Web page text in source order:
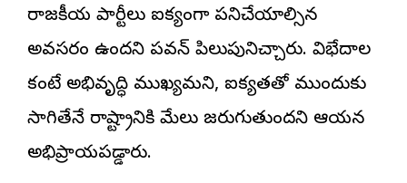
రాజకీయ పార్టీలు ఐక్యంగా పనిచేయాల్సిన
అవసరం ఉందని పవన్ పిలుపునిచ్చారు. విభేదాల
కంటే అభివృద్ధి ముఖ్యమని, ఐక్యతతో ముందుకు
సాగితేనే రాష్ట్రానికి మేలు జరుగుతుందని ఆయన
అభిప్రాయపడ్డారు.